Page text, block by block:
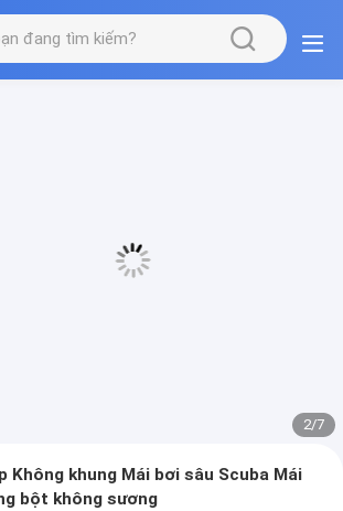
3/7
Không khung Mái bơi sâu Scuba Mái
bột không sương